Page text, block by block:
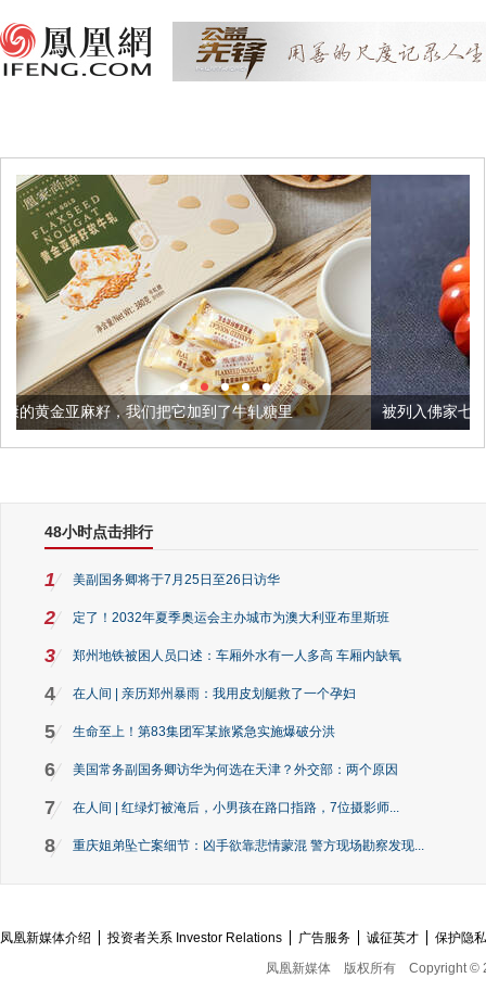
把它加到了牛轧糖里 被列入佛家七宝的它到底有多美？
48小时点击排行
1 美副国务卿将于7月25日至26日访华
2 定了！2032年夏季奥运会主办城市为澳大利亚布里斯班
3 郑州地铁被困人员口述：车厢外水有一人多高 车厢内缺氧
4 在人间 | 亲历郑州暴雨：我用皮划艇救了一个孕妇
5 生命至上！第83集团军某旅紧急实施爆破分洪
6 美国常务副国务卿访华为何选在天津？外交部：两个原因
7 在人间 | 红绿灯被淹后，小男孩在路口指路，7位摄影师...
8 重庆姐弟坠亡案细节：凶手欲靠悲情蒙混 警方现场勘察发现...
凤凰新媒体介绍 投资者关系 Investor Relations 广告服务 诚征英才
保护隐
凤凰新媒体
版权所有 Copyright ©